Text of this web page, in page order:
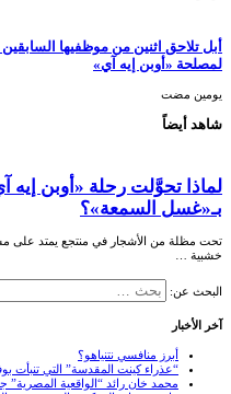
أبل تلاحق اثنين من موظفيها
لمصلحة «أوبن إيه آي»
‏يومين مضت
شاهد أيضاً
لماذا تحوَّلت رحلة «أوبن إيه
بـ«غسل السمعة»؟
خشبية …
البحث عن:
آخر الأخبار
أبرز منافسي نتنياهو؟
“عذراء كينت المقدسة” التي تنبأت
محمد خان رائد “الواقعية المصرية”